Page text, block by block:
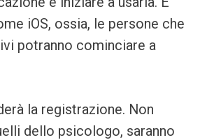
iOS, ossia, le persone che
potranno cominciare a
la registrazione. Non
dello psicologo, saranno